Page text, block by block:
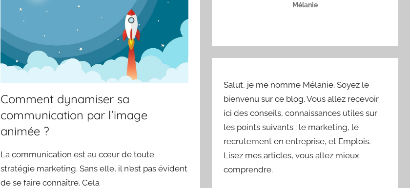
Comment dynamiser sa
communication par l’image
animée ?
La communication est au cœur de toute
stratégie marketing. Sans elle, il n’est pas évident
de se faire connaître. Cela
Mélanie
Salut, je me nomme Mélanie. Soyez le
bienvenu sur ce blog. Vous allez recevoir
ici des conseils, connaissances utiles sur
les points suivants : le marketing, le
recrutement en entreprise, et Emplois.
Lisez mes articles, vous allez mieux
comprendre.